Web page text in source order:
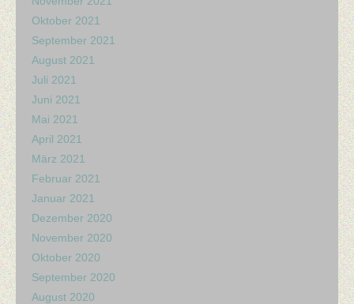
Oktober 2021
September 2021
August 2021
Juli 2021
Juni 2021
Mai 2021
April 2021
März 2021
Februar 2021
Januar 2021
Dezember 2020
November 2020
Oktober 2020
September 2020
August 2020